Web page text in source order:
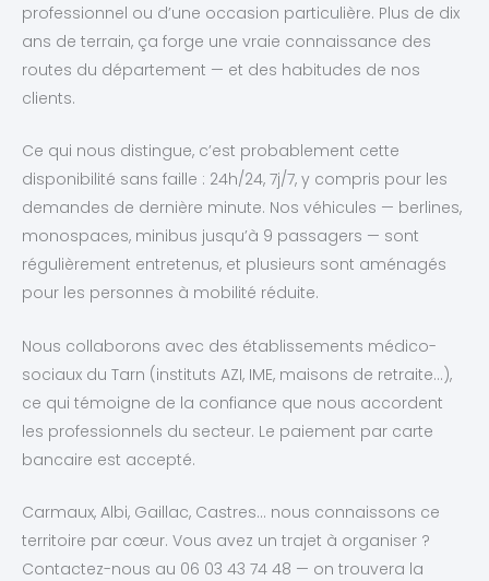
professionnel ou d’une occasion particulière. Plus de dix
ans de terrain, ça forge une vraie connaissance des
routes du département — et des habitudes de nos
clients.
Ce qui nous distingue, c’est probablement cette
disponibilité sans faille : 24h/24, 7j/7, y compris pour les
demandes de dernière minute. Nos véhicules — berlines,
monospaces, minibus jusqu’à 9 passagers — sont
régulièrement entretenus, et plusieurs sont aménagés
pour les personnes à mobilité réduite.
Nous collaborons avec des établissements médico-
sociaux du Tarn (instituts AZI, IME, maisons de retraite…),
ce qui témoigne de la confiance que nous accordent
les professionnels du secteur. Le paiement par carte
bancaire est accepté.
Carmaux, Albi, Gaillac, Castres… nous connaissons ce
territoire par cœur. Vous avez un trajet à organiser ?
Contactez-nous au 06 03 43 74 48 — on trouvera la